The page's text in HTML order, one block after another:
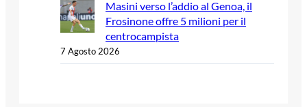
Masini verso l’addio al Genoa, il
Frosinone offre 5 milioni per il
centrocampista
7 Agosto 2026